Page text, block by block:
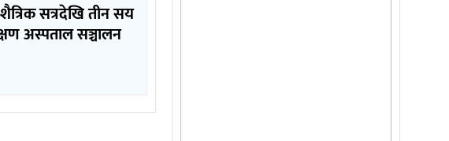
सत्रदेखि तीन सय
अस्पताल सञ्चालन